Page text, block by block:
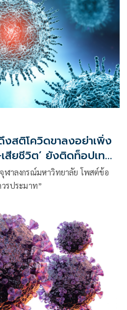
งสติโควิดขาลงอย่าเพิ่ง
สียชีวิต’ ยังติดท็อปเทน
ฬาลงกรณ์มหาวิทยาลัย โพสต์ข้อ
รประมาท”